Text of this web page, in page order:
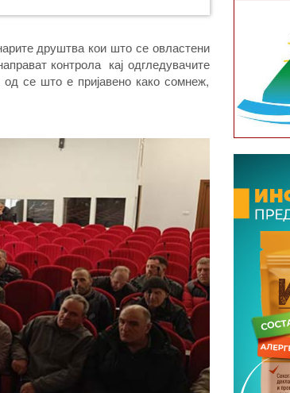
друштва кои што се овластени
контрола кај одгледувачите
се што е пријавено како сомнеж,